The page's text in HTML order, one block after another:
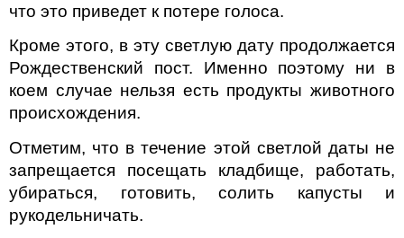
что это приведет к потере голоса.
Кроме этого, в эту светлую дату продолжается
Рождественский пост. Именно поэтому ни в
коем случае нельзя есть продукты животного
происхождения.
Отметим, что в течение этой светлой даты не
запрещается посещать кладбище, работать,
убираться, готовить, солить капусты и
рукодельничать.